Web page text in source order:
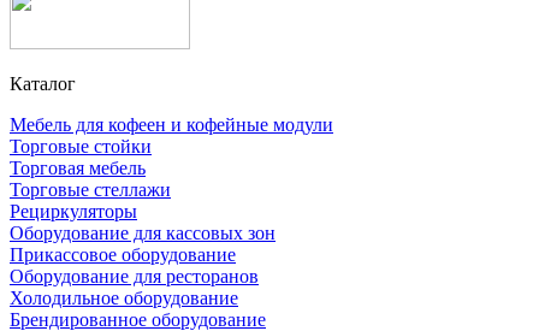
Каталог
Мебель для кофеен и кофейные модули
Торговые стойки
Торговая мебель
Торговые стеллажи
Рециркуляторы
Оборудование для кассовых зон
Прикассовое оборудование
Оборудование для ресторанов
Холодильное оборудование
Брендированное оборудование